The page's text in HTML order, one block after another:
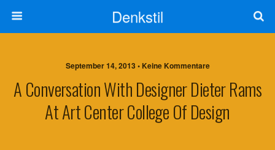
Denkstil
September 14, 2013 • Keine Kommentare
A Conversation With Designer Dieter Rams
At Art Center College Of Design